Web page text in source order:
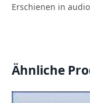
Erschienen in
Ähnliche